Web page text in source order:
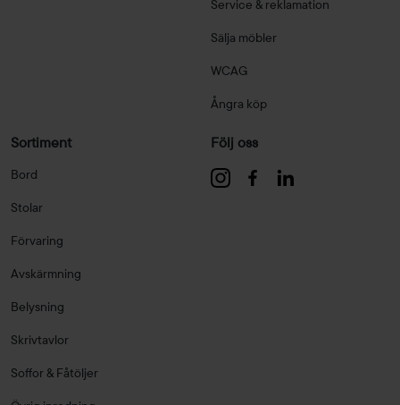
Service & reklamation
Sälja möbler
WCAG
Ångra köp
Sortiment
Bord
Stolar
Förvaring
Avskärmning
Belysning
Skrivtavlor
Soffor & Fåtöljer
Följ oss